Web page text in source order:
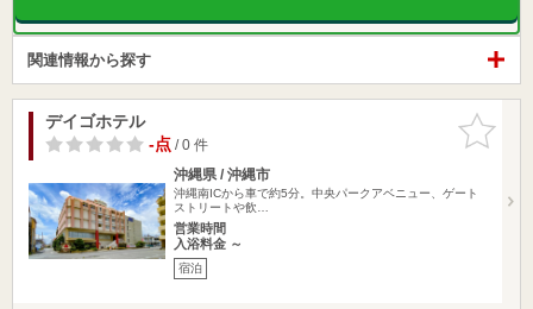
関連情報から探す
お気に入
りに追加
デイゴホテル
-点/ 0 件
沖縄県 / 沖縄市
沖縄南ICから車で約5分。中央パークアベニュー、ゲート
ストリートや飲…
営業時間
入浴料金 ～
宿泊